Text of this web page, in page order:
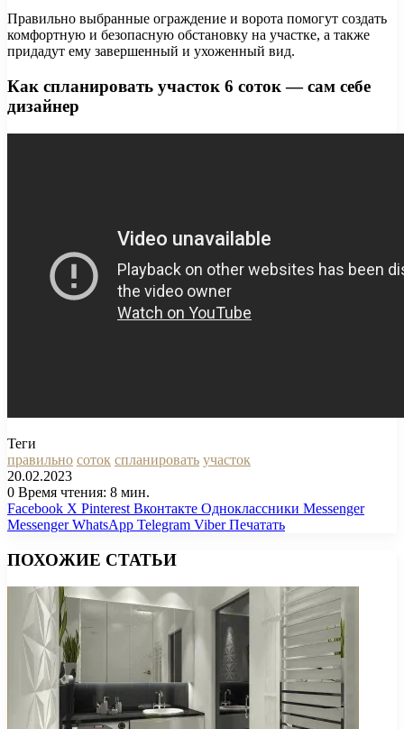
Правильно выбранные ограждение и ворота помогут создать
комфортную и безопасную обстановку на участке, а также
придадут ему завершенный и ухоженный вид.
Как спланировать участок 6 соток — сам себе
дизайнер
Теги
правильно соток спланировать участок
20.02.2023
0 Время чтения: 8 мин.
Facebook X Pinterest Вконтакте Одноклассники Messenger
Messenger WhatsApp Telegram Viber Печатать
ПОХОЖИЕ СТАТЬИ